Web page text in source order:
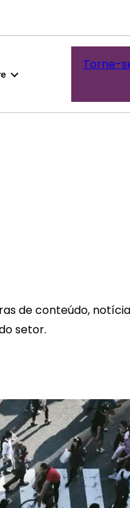
Torne-
de conteúdo,
setor.